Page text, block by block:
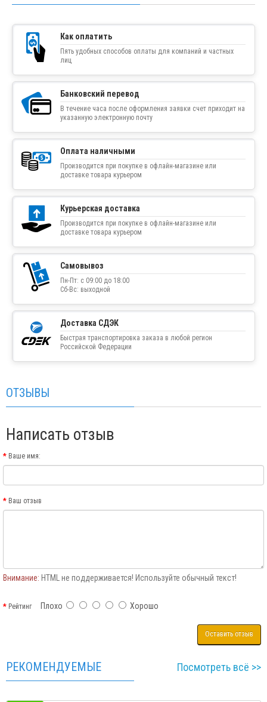
Как оплатить
Пять удобных способов оплаты для компаний и частных
лиц
Банковский перевод
В течение часа после оформления заявки счет приходит на
указанную электронную почту
Оплата наличными
Производится при покупке в офлайн-магазине или
доставке товара курьером
Курьерская доставка
Производится при покупке в офлайн-магазине или
доставке товара курьером
Самовывоз
Пн-Пт: с 09:00 до 18:00
Сб-Вс: выходной
Доставка СДЭК
Быстрая транспортировка заказа в любой регион
Российской Федерации
ОТЗЫВЫ
Написать отзыв
Ваше имя:
Ваш отзыв
Внимание: HTML не поддерживается! Используйте обычный текст!
РейтингПлохо Хорошо
Оставить отзыв
РЕКОМЕНДУЕМЫЕ Посмотреть всё >>